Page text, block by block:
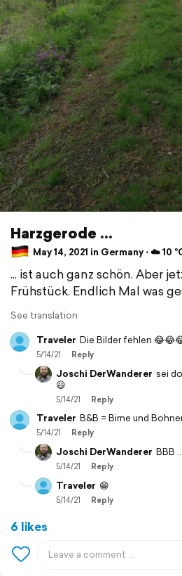
Harzgerode ...
May 14, 2021 in Germany ⋅ ☁️ 10
... ist auch ganz schön. Aber
Frühstück. Endlich Mal was
See translation
Traveler Die Bilder fehlen
5/14/21 Reply
Joschi DerWanderer sei
😃
5/14/21 Reply
Traveler B&B = Birne und
5/14/21 Reply
Joschi DerWanderer BBB
5/14/21 Reply
Traveler 😁
5/14/21 Reply
6 likes